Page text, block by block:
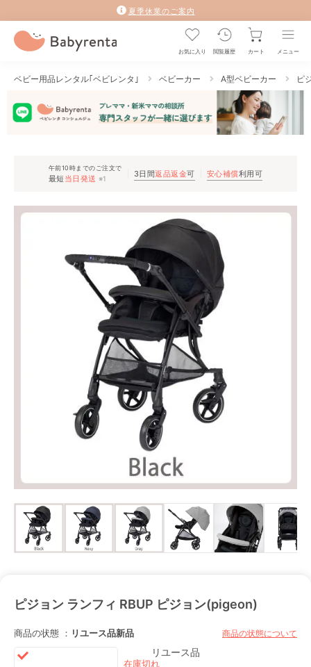
夏季休業のご案内
お気に入り 閲覧履歴 カート メニュー
ベビー用品レンタル｢ベビレンタ｣ ベビーカー A型ベビーカー ピ
午前10時までのご注文で
最短 当日発送 ※1 3日間返品返金可 安心補償利用可
ピジョン ランフィ RBUP ピジョン(pigeon)
商品の状態 ： リユース品新品 商品の状態について
リユース品